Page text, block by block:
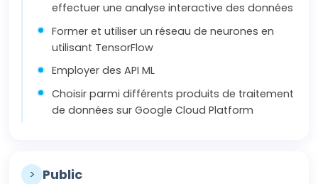
effectuer une analyse interactive des données
Former et utiliser un réseau de neurones en
utilisant TensorFlow
Employer des API ML
Choisir parmi différents produits de traitement
de données sur Google Cloud Platform
> Public